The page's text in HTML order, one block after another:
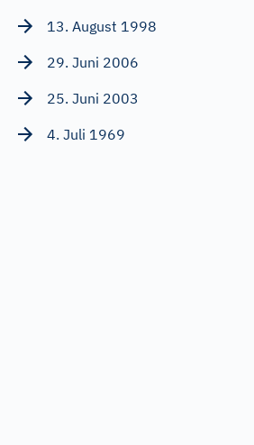
13. August 1998
29. Juni 2006
25. Juni 2003
4. Juli 1969